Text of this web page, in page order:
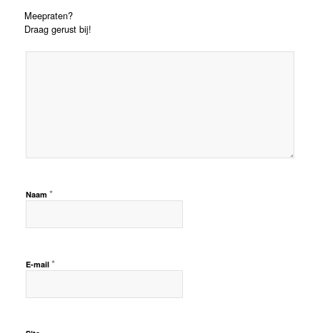
Meepraten?
Draag gerust bij!
Naam *
E-mail *